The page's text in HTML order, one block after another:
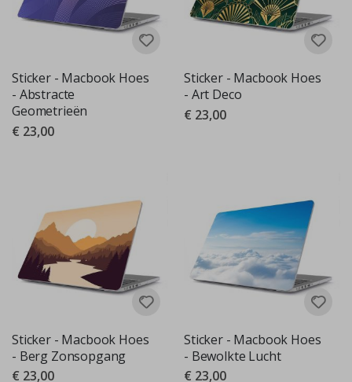
Sticker - Macbook Hoes
- Abstracte
Geometrieën
€ 23,00
Sticker - Macbook Hoes
- Art Deco
€ 23,00
Sticker - Macbook Hoes
- Berg Zonsopgang
€ 23,00
Sticker - Macbook Hoes
- Bewolkte Lucht
€ 23,00